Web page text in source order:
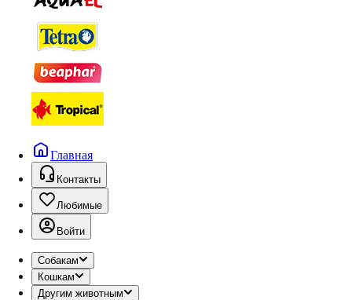
Главная
Контакты
Любимые
Войти
Собакам
Кошкам
Другим животным